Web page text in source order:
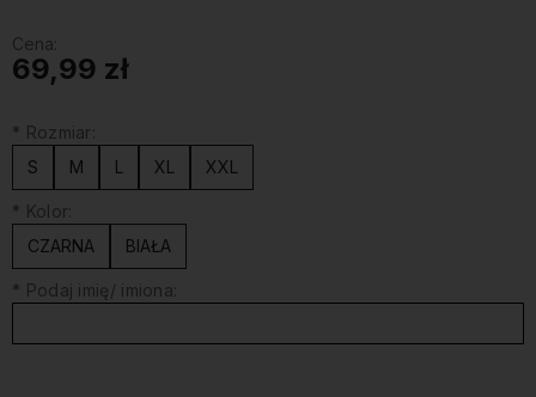
Cena:
69,99 zł
* Rozmiar:
S
M L XL XXL
* Kolor:
CZARNA
BIAŁA
* Podaj imię/ imiona: